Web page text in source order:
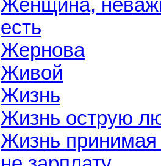
Женщина,
есть
Жернова
Живой
Жизнь
Жизнь острую
Жизнь